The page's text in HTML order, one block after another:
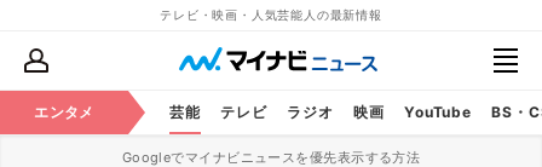
テレビ・映画・人気芸能人の最新情報
エンタメ 芸能 テレビ ラジオ 映画 YouTube BS・
Googleでマイナビニュースを優先表示する方法